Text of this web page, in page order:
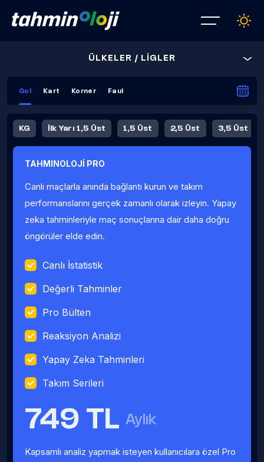
ÜLKELER / LİGLER
Gol Kart Korner Faul
KG İlk Yarı 1,5 Üst 1,5 Üst 2,5 Üst 3,5 Üst
Fauller Ortalama
TAHMINOLOJİ PRO
Canlı maçlarla anında bağlantı kurun ve takım
performanslarını gerçek zamanlı olarak izleyin. Yapay
zeka tahminleriyle maç sonuçlarına dair daha doğru
öngörüler elde edin.
Canlı İstatistik
Değerli Tahminler
Pro Bülten
Reaksiyon Analizi
Yapay Zeka Tahminleri
Takım Serileri
749 TL Aylık
Kapsamlı analiz yapmak isteyen kullanıcılara özel Pro